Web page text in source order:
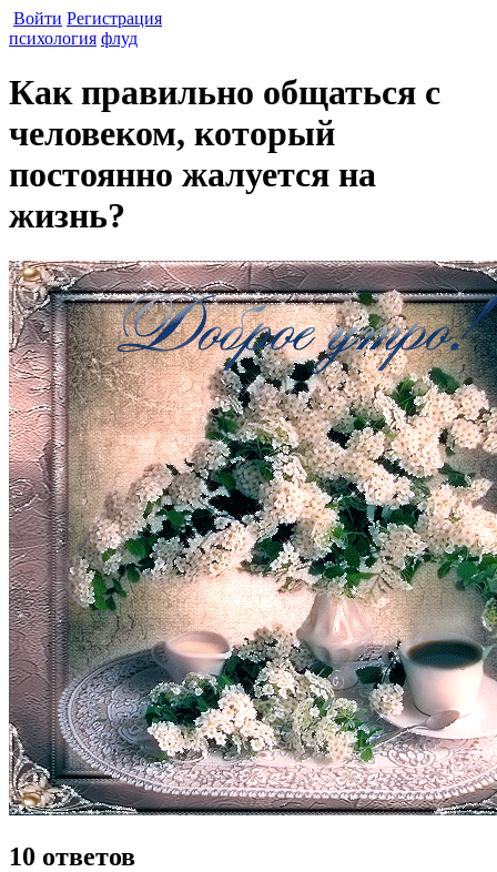
Войти Регистрация
психология флуд
Как правильно общаться с
человеком, который
постоянно жалуется на
жизнь?
10 ответов